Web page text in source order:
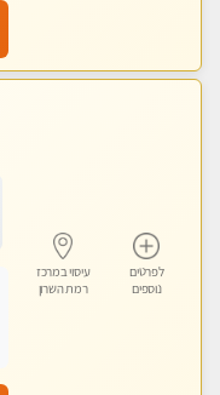
לפרטים
נוספים
עיסוי במרכז
רמת השרון